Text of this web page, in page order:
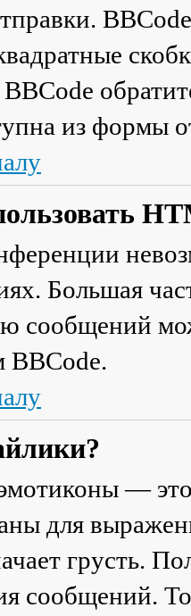
из формы
Большая
сообщений
BBCode.
—
для
грусть.
сообщений.